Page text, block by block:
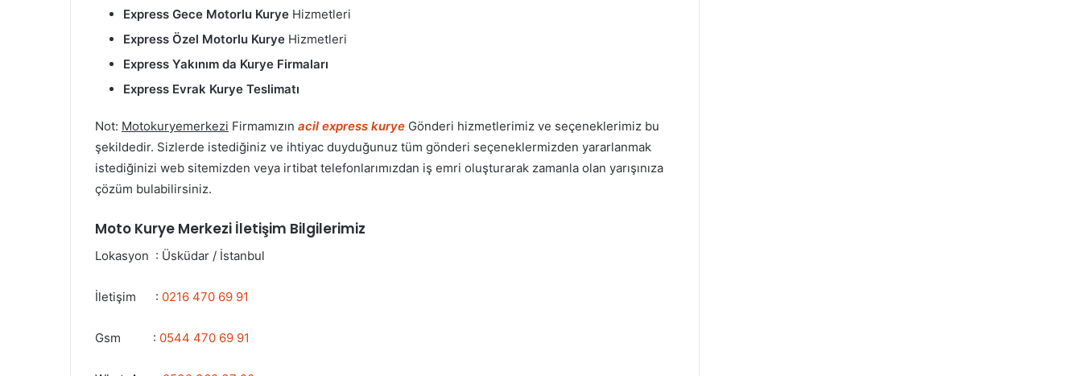
Express Gece Motorlu Kurye Hizmetleri
Express Özel Motorlu Kurye Hizmetleri
Express Yakınım da Kurye Firmaları
Express Evrak Kurye Teslimatı
Not: Motokuryemerkezi Firmamızın acil express kurye Gönderi hizmetlerimiz ve seçeneklerimiz bu
şekildedir. Sizlerde istediğiniz ve ihtiyac duyduğunuz tüm gönderi seçeneklermizden yararlanmak
istediğinizi web sitemizden veya irtibat telefonlarımızdan iş emri oluşturarak zamanla olan yarışınıza
çözüm bulabilirsiniz.
Moto Kurye Merkezi İletişim Bilgilerimiz
Lokasyon : Üsküdar / İstanbul
İletişim : 0216 470 69 91
Gsm : 0544 470 69 91